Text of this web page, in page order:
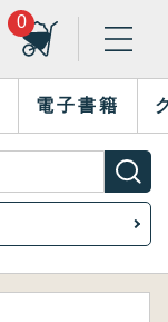
0
電子書籍